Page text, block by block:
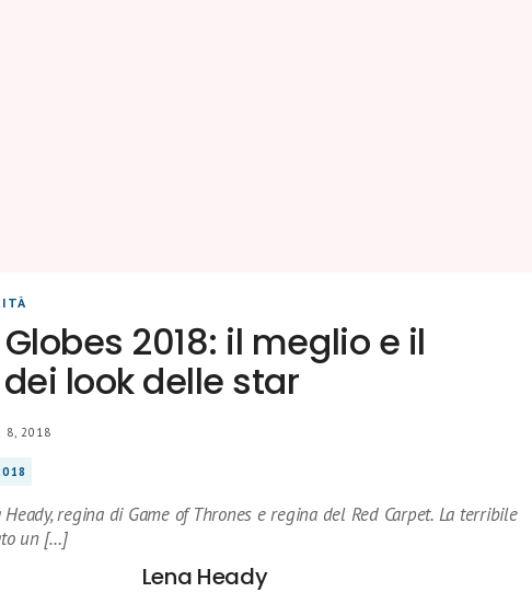
2018: il meglio e il
look delle star
8, 2018
Heady, regina di Game of Thrones e regina del Red Carpet. La terribile
un […]
Lena Heady